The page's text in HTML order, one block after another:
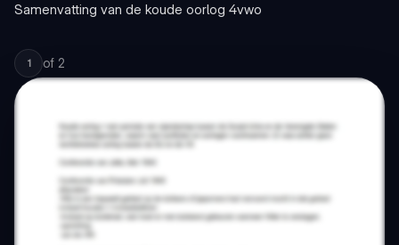
Samenvatting van de koude oorlog 4vwo
1 of 2